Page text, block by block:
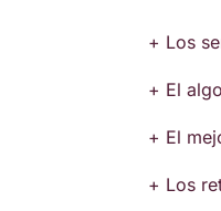
+ Los
+ El
+ El
+ Los